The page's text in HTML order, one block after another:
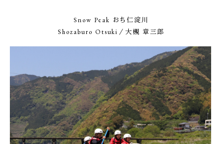
Snow Peak おち仁淀川
Shozaburo Otsuki／大槻 章三郎